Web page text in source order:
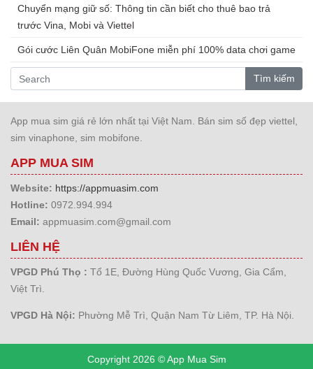
Chuyển mạng giữ số: Thông tin cần biết cho thuê bao trả
trước Vina, Mobi và Viettel
Gói cước Liên Quân MobiFone miễn phí 100% data chơi game
Tìm kiếm
App mua sim giá rẻ lớn nhất tại Việt Nam. Bán sim số đẹp viettel,
sim vinaphone, sim mobifone.
APP MUA SIM
Website: https://appmuasim.com
Hotline: 0972.994.994
Email: appmuasim.com@gmail.com
LIÊN HỆ
VPGD Phú Thọ : Tổ 1E, Đường Hùng Quốc Vương, Gia Cẩm,
Việt Trì.
VPGD Hà Nội: Phường Mễ Trì, Quận Nam Từ Liêm, TP. Hà Nội.
Copyright 2026 © App Mua Sim